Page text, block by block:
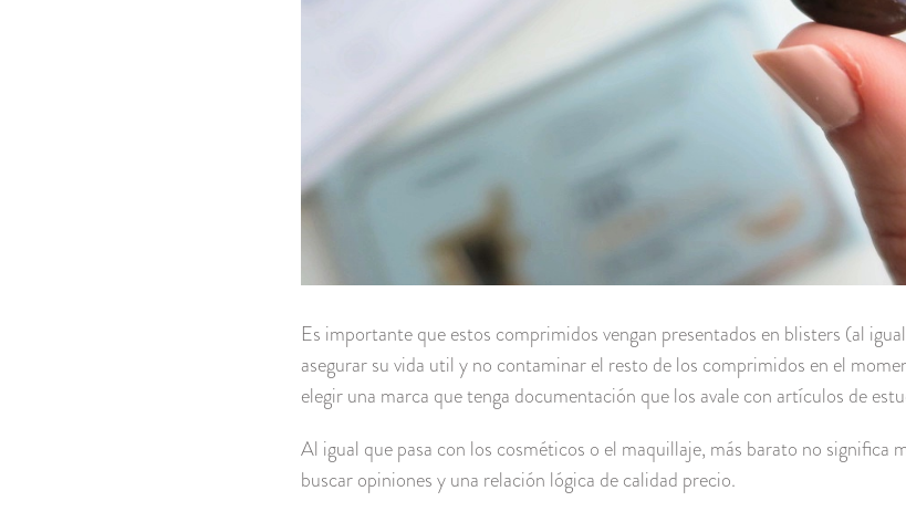
Es importante que estos comprimidos vengan presentados en blisters (al
asegurar su vida util y no contaminar el resto de los comprimidos en el
elegir una marca que tenga documentación que los avale con artículos de
Al igual que pasa con los cosméticos o el maquillaje, más barato no significa
buscar opiniones y una relación lógica de calidad precio.